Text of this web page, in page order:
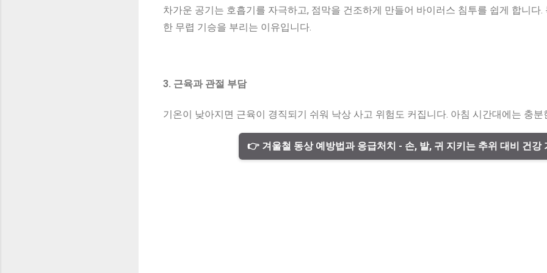
차가운 공기는 호흡기를 자극하고, 점막을 건조하게 만들어 바이러스 침투를 쉽게 합니다
한 무렵 기승을 부리는 이유입니다.
3. 근육과 관절 부담
기온이 낮아지면 근육이 경직되기 쉬워 낙상 사고 위험도 커집니다. 아침 시간대에는 충
👉 겨울철 동상 예방법과 응급처치 - 손, 발, 귀 지키는 추위 대비 건강